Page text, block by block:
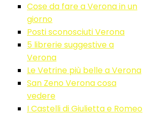
Cose da fare a Verona in un
giorno
Posti sconosciuti Verona
5 librerie suggestive a
Verona
Le Vetrine più belle a Verona
San Zeno Verona cosa
vedere
I Castelli di Giulietta e Romeo